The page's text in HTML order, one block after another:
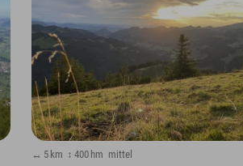
↔ 5 km ↕ 400 hm mittel